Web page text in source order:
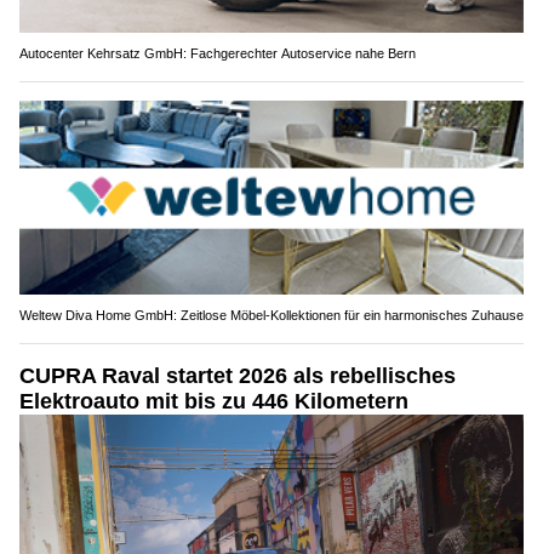
Autocenter Kehrsatz GmbH: Fachgerechter Autoservice nahe Bern
Weltew Diva Home GmbH: Zeitlose Möbel-Kollektionen für ein harmonisches Zuhause
CUPRA Raval startet 2026 als rebellisches
Elektroauto mit bis zu 446 Kilometern